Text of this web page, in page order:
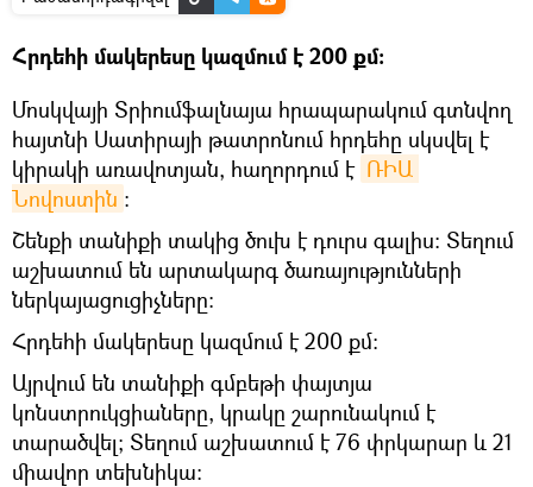
Հրդեհի մակերեսը կազմում է 200 քմ:
Մոսկվայի Տրիումֆալնայա հրապարակում գտնվող
հայտնի Սատիրայի թատրոնում հրդեհը սկսվել է
կիրակի առավոտյան, հաղորդում է ՌԻԱ
Նովոստին :
Շենքի տանիքի տակից ծուխ է դուրս գալիս։ Տեղում
աշխատում են արտակարգ ծառայությունների
ներկայացուցիչները։
Հրդեհի մակերեսը կազմում է 200 քմ:
Այրվում են տանիքի գմբեթի փայտյա
կոնստրուկցիաները, կրակը շարունակում է
տարածվել; Տեղում աշխատում է 76 փրկարար և 21
միավոր տեխնիկա: